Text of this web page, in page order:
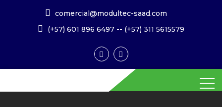
comercial@modultec-saad.com
(+57) 601 896 6497 -- (+57) 311 5615579